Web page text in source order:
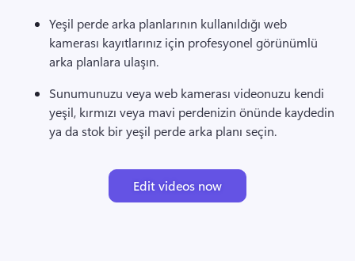
Yeşil perde arka planlarının kullanıldığı web
kamerası kayıtlarınız için profesyonel görünümlü
arka planlara ulaşın.
Sunumunuzu veya web kamerası videonuzu kendi
yeşil, kırmızı veya mavi perdenizin önünde kaydedin
ya da stok bir yeşil perde arka planı seçin.
Edit videos now